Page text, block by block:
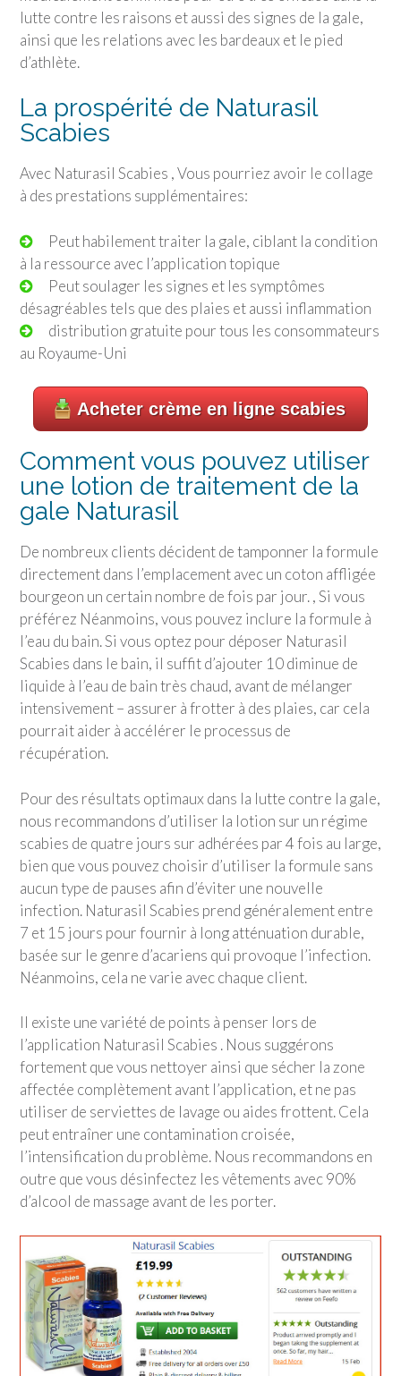
lutte contre les raisons et aussi des signes de la gale,
ainsi que les relations avec les bardeaux et le pied
d’athlète.
La prospérité de Naturasil
Scabies
Avec Naturasil Scabies , Vous pourriez avoir le collage
à des prestations supplémentaires:
Peut habilement traiter la gale, ciblant la condition
à la ressource avec l’application topique
Peut soulager les signes et les symptômes
désagréables tels que des plaies et aussi inflammation
distribution gratuite pour tous les consommateurs
au Royaume-Uni
Acheter crème en ligne scabies
Comment vous pouvez utiliser
une lotion de traitement de la
gale Naturasil
De nombreux clients décident de tamponner la formule
directement dans l’emplacement avec un coton affligée
bourgeon un certain nombre de fois par jour. , Si vous
préférez Néanmoins, vous pouvez inclure la formule à
l’eau du bain. Si vous optez pour déposer Naturasil
Scabies dans le bain, il suffit d’ajouter 10 diminue de
liquide à l’eau de bain très chaud, avant de mélanger
intensivement – assurer à frotter à des plaies, car cela
pourrait aider à accélérer le processus de
récupération.
Pour des résultats optimaux dans la lutte contre la gale,
nous recommandons d’utiliser la lotion sur un régime
scabies de quatre jours sur adhérées par 4 fois au large,
bien que vous pouvez choisir d’utiliser la formule sans
aucun type de pauses afin d’éviter une nouvelle
infection. Naturasil Scabies prend généralement entre
7 et 15 jours pour fournir à long atténuation durable,
basée sur le genre d’acariens qui provoque l’infection.
Néanmoins, cela ne varie avec chaque client.
Il existe une variété de points à penser lors de
l’application Naturasil Scabies . Nous suggérons
fortement que vous nettoyer ainsi que sécher la zone
affectée complètement avant l’application, et ne pas
utiliser de serviettes de lavage ou aides frottent. Cela
peut entraîner une contamination croisée,
l’intensification du problème. Nous recommandons en
outre que vous désinfectez les vêtements avec 90%
d’alcool de massage avant de les porter.